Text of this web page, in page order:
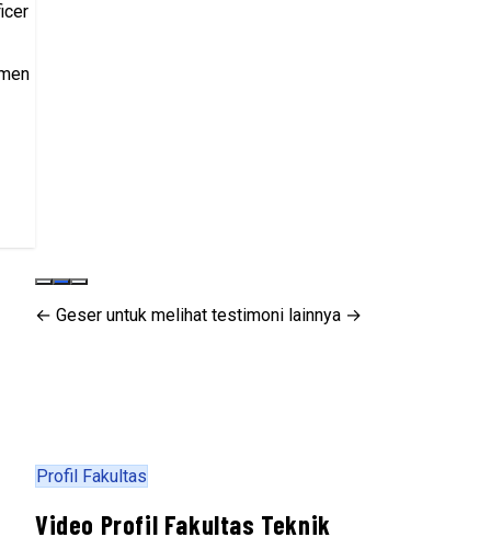
← Geser untuk melihat testimoni lainnya →
Profil Fakultas
Video Profil Fakultas Teknik